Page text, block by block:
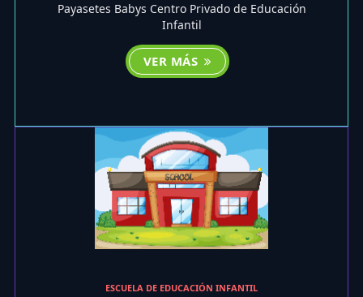
Payasetes Babys Centro Privado de Educación
Infantil
VER MÁS
ESCUELA DE EDUCACIÓN INFANTIL